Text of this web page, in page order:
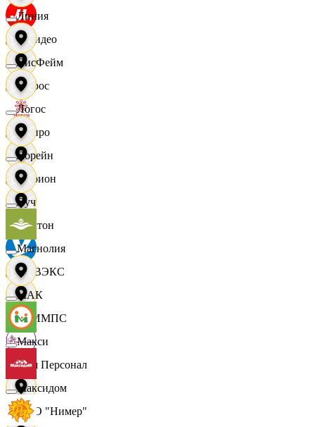
МВидео
Мирос
Монро
Морион
Мултон
НОВЭКС
ОЛИМПС
Ваш Персонал
ООО "Нимер"
Линия
ЛисФейм
Логос
Лорейн
Луч
Магнолия
МАК
Макси
Максидом